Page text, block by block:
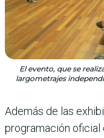
El evento, que se
largometrajes
Además de las
programación